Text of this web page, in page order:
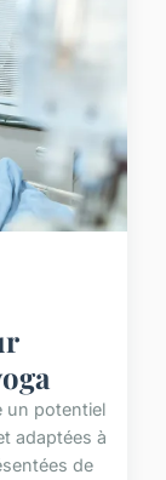
un potentiel
adaptées à
de